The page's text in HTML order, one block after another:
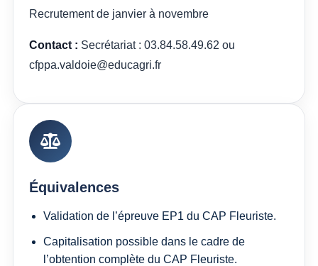
Recrutement de janvier à novembre
Contact : Secrétariat : 03.84.58.49.62 ou
cfppa.valdoie@educagri.fr
Équivalences
Validation de l’épreuve EP1 du CAP Fleuriste.
Capitalisation possible dans le cadre de
l’obtention complète du CAP Fleuriste.